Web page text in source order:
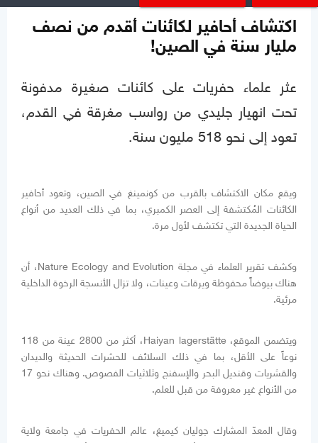
اكتشاف أحافير لكائنات أقدم من نصف
مليار سنة في الصين!
عثر علماء حفريات على كائنات صغيرة مدفونة
تحت انهيار جليدي من رواسب مغرقة في القدم،
تعود إلى نحو 518 مليون سنة.
ويقع مكان الاكتشاف بالقرب من كونمينغ في الصين، وتعود أحافير
الكائنات المُكتشفة إلى العصر الكمبري، بما في ذلك العديد من أنواع
الحياة الجديدة التي تكتشف لأول مرة.
وكشف تقرير العلماء في مجلة Nature Ecology and Evolution، أن
هناك بيوضاً محفوظة ويرقات وعينات، ولا تزال الأنسجة الرخوة الداخلية
مرئية.
ويتضمن الموقع، Haiyan lagerstätte، أكثر من 2800 عينة من 118
نوعاً على الأقل، بما في ذلك السلائف للحشرات الحديثة والديدان
والقشريات وقنديل البحر والإسفنج وثلاثيات الفصوص. وهناك نحو 17
من الأنواع غير معروفة من قبل للعلم.
وقال المعدّ المشارك جوليان كيميغ، عالم الحفريات في جامعة ولاية